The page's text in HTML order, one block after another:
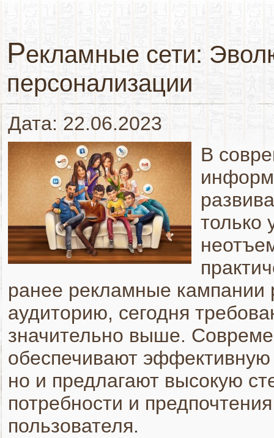
Рекламные сети:
персонализации
Дата: 22.06.2023
В
только
ранее рекламные
аудиторию, сегодня
значительно выше.
обеспечивают
но и предлагают высокую
потребности и
пользователя.